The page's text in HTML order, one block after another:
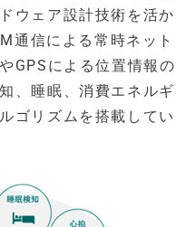
ウェア設計技術を活か
通信による常時ネット
GPSによる位置情報の
、睡眠、消費エネルギ
ゴリズムを搭載してい